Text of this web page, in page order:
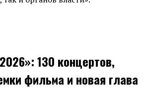
130 концертов,
фильма и новая глава